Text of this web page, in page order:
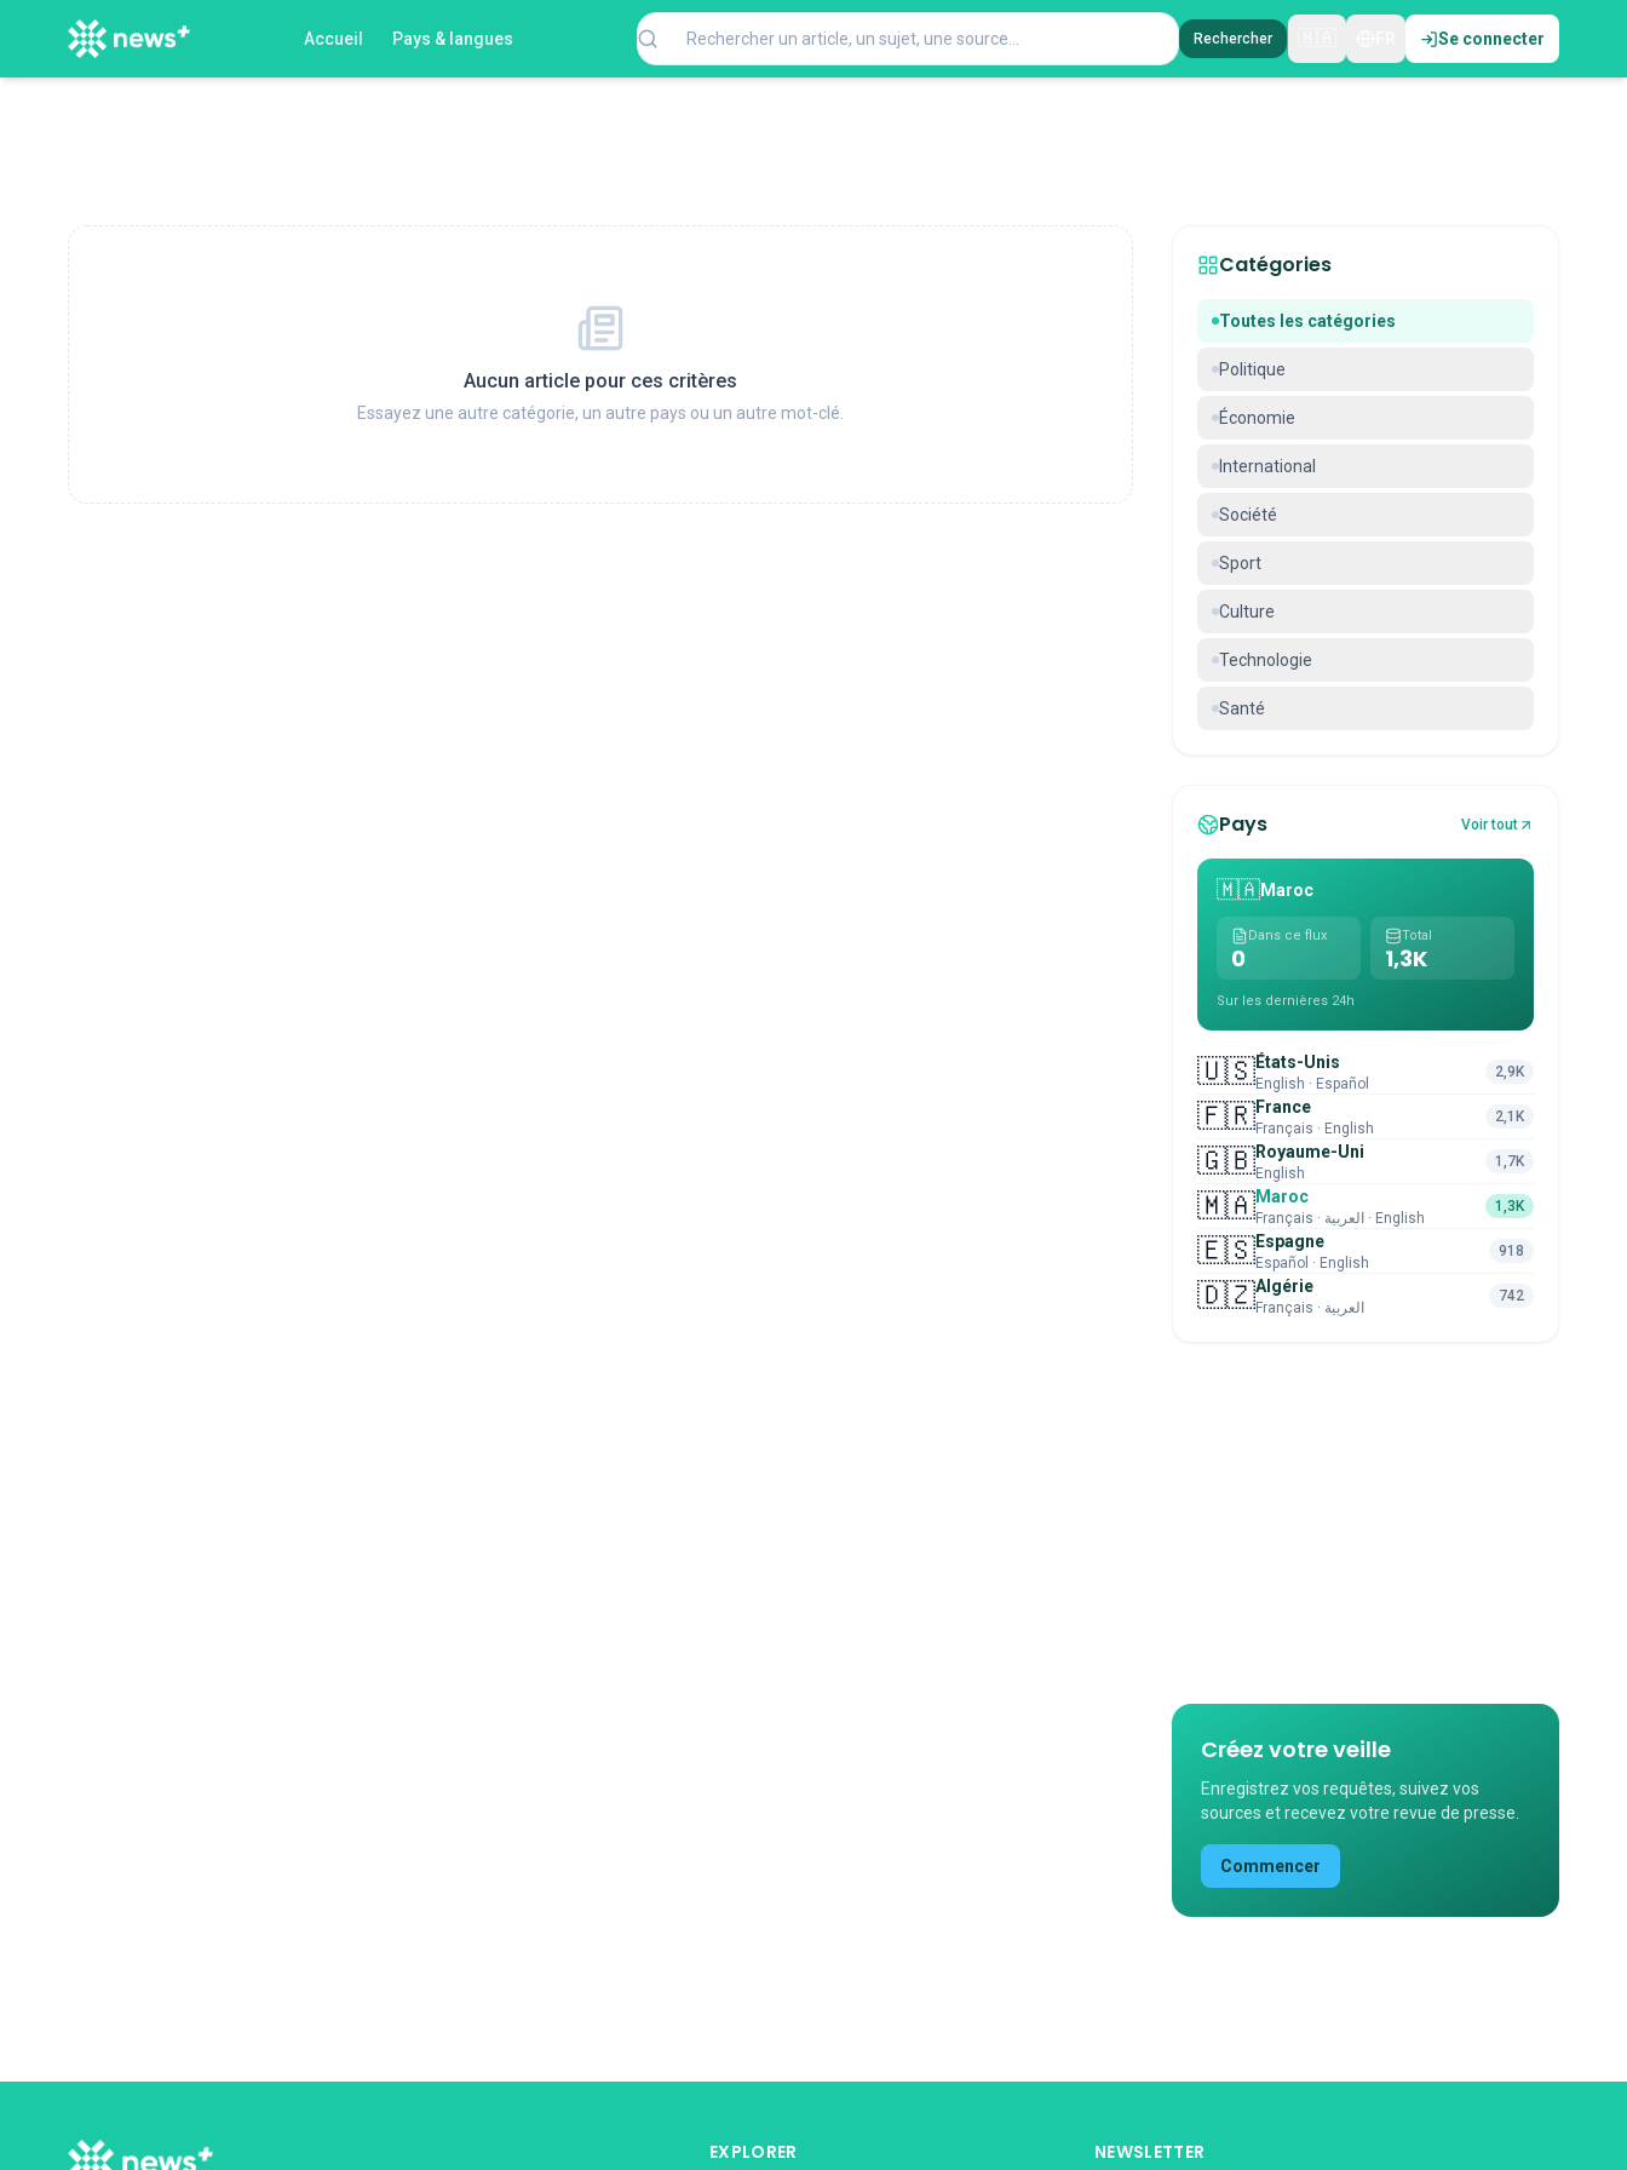
Accueil Pays & langues Rechercher Se connecter
Aucun article pour ces critères
Essayez une autre catégorie, un autre pays ou un autre mot-clé.
Catégories
Toutes les catégories
Politique
Économie
International
Société
Sport
Culture
Technologie
Santé
Pays Voir tout
🇲🇦Maroc
Dans ce flux
0
Total
1,3K
Sur les dernières 24h
🇺🇸États-Unis
English · Español
2,9K
🇫🇷France
Français · English
2,1K
🇬🇧Royaume-Uni
English
1,7K
🇲🇦Maroc
Français · العربية · English
1,3K
🇪🇸Espagne
Español · English
918
🇩🇿Algérie
Français · العربية
742
Créez votre veille
Enregistrez vos requêtes, suivez vos
sources et recevez votre revue de presse.
Commencer
EXPLORER NEWSLETTER